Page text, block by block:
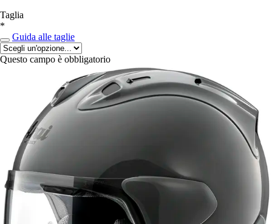
Taglia
*
Guida alle taglie
Questo campo è obbligatorio